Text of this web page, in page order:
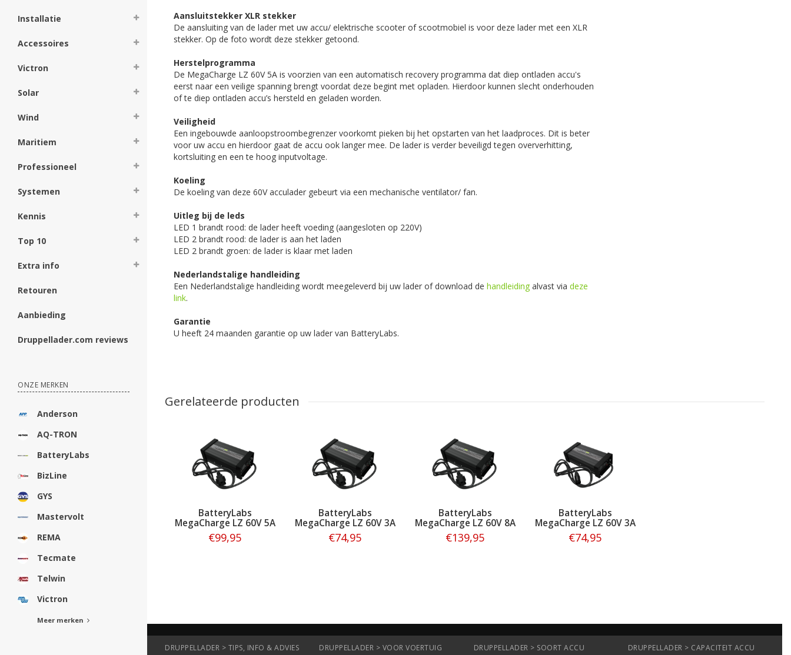
Installatie
Accessoires
Victron
Solar
Wind
Maritiem
Professioneel
Systemen
Kennis
Top 10
Extra info
Retouren
Aanbieding
Druppellader.com reviews
ONZE MERKEN
Anderson
AQ-TRON
BatteryLabs
BizLine
GYS
Mastervolt
REMA
Tecmate
Telwin
Victron
Meer merken
Aansluitstekker XLR stekker
De aansluiting van de lader met uw accu/ elektrische scooter of scootmobiel is voor deze lader met een XLR
stekker. Op de foto wordt deze stekker getoond.
Herstelprogramma
De MegaCharge LZ 60V 5A is voorzien van een automatisch recovery programma dat diep ontladen accu's
eerst naar een veilige spanning brengt voordat deze begint met opladen. Hierdoor kunnen slecht onderhouden
of te diep ontladen accu’s hersteld en geladen worden.
Veiligheid
Een ingebouwde aanloopstroombegrenzer voorkomt pieken bij het opstarten van het laadproces. Dit is beter
voor uw accu en hierdoor gaat de accu ook langer mee. De lader is verder beveiligd tegen oververhitting,
kortsluiting en een te hoog inputvoltage.
Koeling
De koeling van deze 60V acculader gebeurt via een mechanische ventilator/ fan.
Uitleg bij de leds
LED 1 brandt rood: de lader heeft voeding (aangesloten op 220V)
LED 2 brandt rood: de lader is aan het laden
LED 2 brandt groen: de lader is klaar met laden
Nederlandstalige handleiding
Een Nederlandstalige handleiding wordt meegeleverd bij uw lader of download de handleiding alvast via deze
link.
Garantie
U heeft 24 maanden garantie op uw lader van BatteryLabs.
Gerelateerde producten
BatteryLabs
MegaCharge LZ 60V 5A
€99,95
BatteryLabs
MegaCharge LZ 60V 3A
€74,95
BatteryLabs
MegaCharge LZ 60V 8A
€139,95
BatteryLabs
MegaCharge LZ 60V 3A
€74,95
DRUPPELLADER > TIPS, INFO & ADVIES DRUPPELLADER > VOOR VOERTUIG DRUPPELLADER > SOORT ACCU DRUPPELLADER > CAPACITEIT ACCU